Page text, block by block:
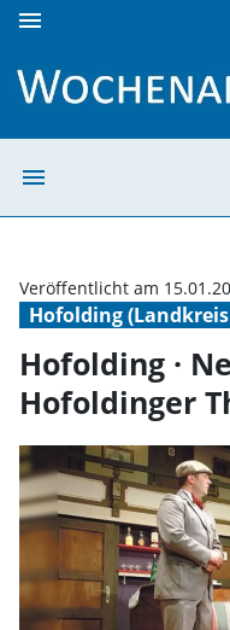
menu
menu
Hofolding
Veröffentlicht am
Hofolding ·
Hofoldinger